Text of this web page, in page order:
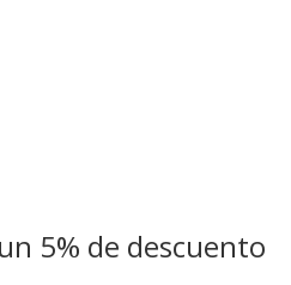
5% de descuento